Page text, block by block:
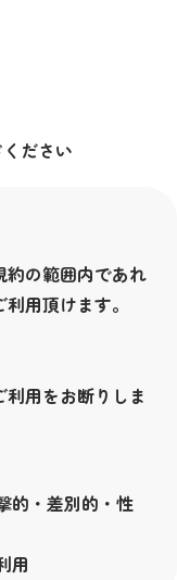
ださい
約の範囲内であれ
用頂けます。
用をお断りしま
的・差別的・性
用